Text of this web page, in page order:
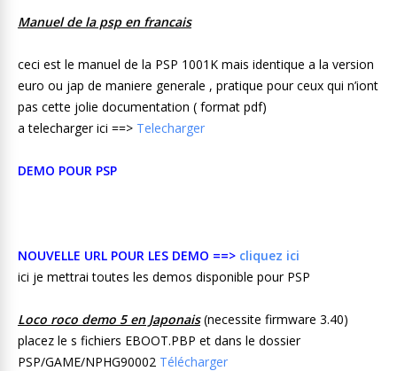
Manuel de la psp en francais
ceci est le manuel de la PSP 1001K mais identique a la version
euro ou jap de maniere generale , pratique pour ceux qui n’iont
pas cette jolie documentation ( format pdf)
a telecharger ici ==> Telecharger
DEMO POUR PSP
NOUVELLE URL POUR LES DEMO ==> cliquez ici
ici je mettrai toutes les demos disponible pour PSP
Loco roco demo 5 en Japonais(necessite firmware 3.40)
placez le s fichiers EBOOT.PBP et dans le dossier
PSP/GAME/NPHG90002 Télécharger